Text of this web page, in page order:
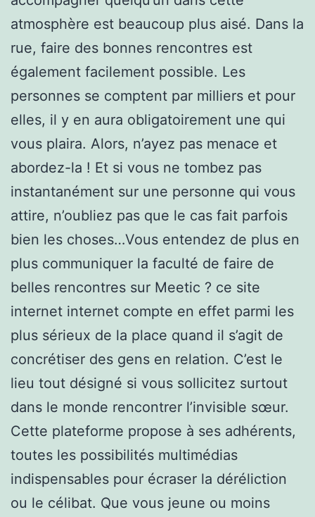
atmosphère est beaucoup plus aisé. Dans la
rue, faire des bonnes rencontres est
également facilement possible. Les
personnes se comptent par milliers et pour
elles, il y en aura obligatoirement une qui
vous plaira. Alors, n’ayez pas menace et
abordez-la ! Et si vous ne tombez pas
instantanément sur une personne qui vous
attire, n’oubliez pas que le cas fait parfois
bien les choses…Vous entendez de plus en
plus communiquer la faculté de faire de
belles rencontres sur Meetic ? ce site
internet internet compte en effet parmi les
plus sérieux de la place quand il s’agit de
concrétiser des gens en relation. C’est le
lieu tout désigné si vous sollicitez surtout
dans le monde rencontrer l’invisible sœur.
Cette plateforme propose à ses adhérents,
toutes les possibilités multimédias
indispensables pour écraser la déréliction
ou le célibat. Que vous jeune ou moins